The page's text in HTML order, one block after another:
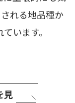
れる地品種か
います。
見